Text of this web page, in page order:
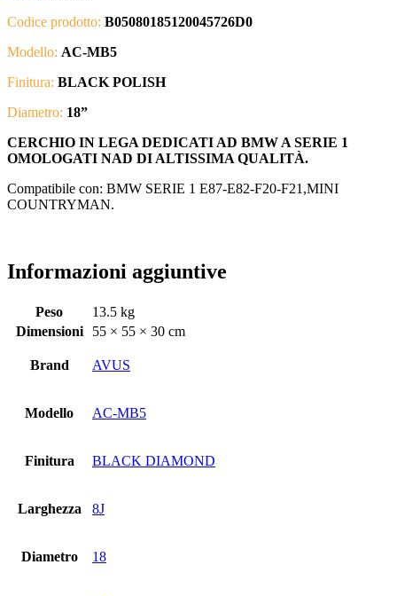
Codice prodotto: B05080185120045726D0
Modello: AC-MB5
Finitura: BLACK POLISH
Diametro: 18”
CERCHIO IN LEGA DEDICATI AD BMW A SERIE 1
OMOLOGATI NAD DI ALTISSIMA QUALITÀ.
Compatibile con: BMW SERIE 1 E87-E82-F20-F21,MINI
COUNTRYMAN.
Informazioni aggiuntive
Peso
13.5 kg
Dimensioni
55 × 55 × 30 cm
Brand AVUS
Modello AC-MB5
Finitura BLACK DIAMOND
Larghezza 8J
Diametro 18